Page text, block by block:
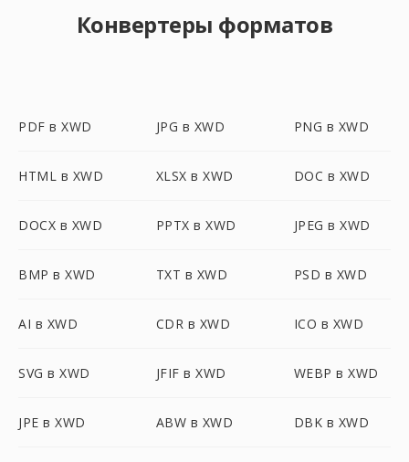
Конвертеры форматов
PDF в XWD JPG в XWD PNG в XWD
HTML в XWD XLSX в XWD DOC в XWD
DOCX в XWD PPTX в XWD JPEG в XWD
BMP в XWD TXT в XWD PSD в XWD
AI в XWD CDR в XWD ICO в XWD
SVG в XWD JFIF в XWD WEBP в XWD
JPE в XWD ABW в XWD DBK в XWD